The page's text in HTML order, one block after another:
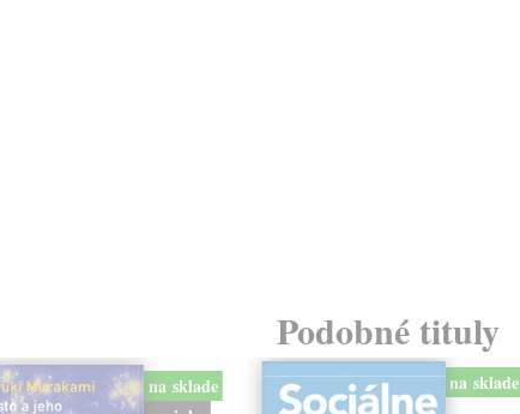
Podobné tituly
na sklade
na sklade